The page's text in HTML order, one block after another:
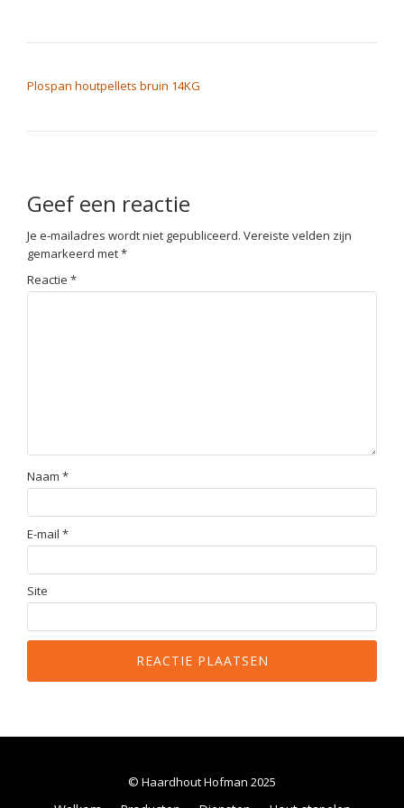
Plospan houtpellets bruin 14KG
Geef een reactie
Je e-mailadres wordt niet gepubliceerd. Vereiste velden zijn
gemarkeerd met*
Reactie *
Naam *
E-mail *
Site
© Haardhout Hofman 2025